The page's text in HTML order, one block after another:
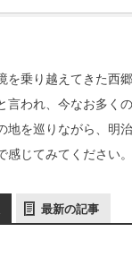
を乗り越えてきた西
言われ、今なお多く
地を巡りながら、明
じてみてください。
最新の記事